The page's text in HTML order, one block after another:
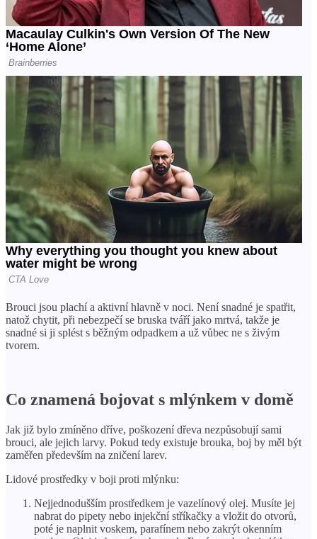
Brouci jsou plachí a aktivní hlavně v noci. Není snadné je spatřit,
natož chytit, při nebezpečí se bruska tváří jako mrtvá, takže je
snadné si ji splést s běžným odpadkem a už vůbec ne s živým
tvorem.
Co znamená bojovat s mlýnkem v domě
Jak již bylo zmíněno dříve, poškození dřeva nezpůsobují sami
brouci, ale jejich larvy. Pokud tedy existuje brouka, boj by měl být
zaměřen především na zničení larev.
Lidové prostředky v boji proti mlýnku:
Nejjednodušším prostředkem je vazelínový olej. Musíte jej
nabrat do pipety nebo injekční stříkačky a vložit do otvorů,
poté je naplnit voskem, parafínem nebo zakrýt okenním